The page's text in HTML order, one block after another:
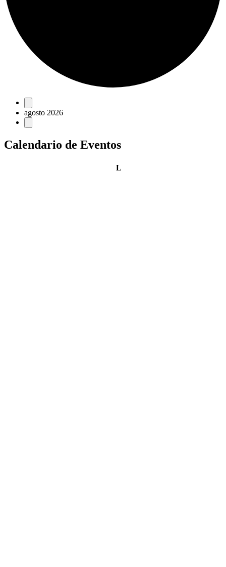
Eventos
agosto 2026
Calendario de Eventos
Llunes